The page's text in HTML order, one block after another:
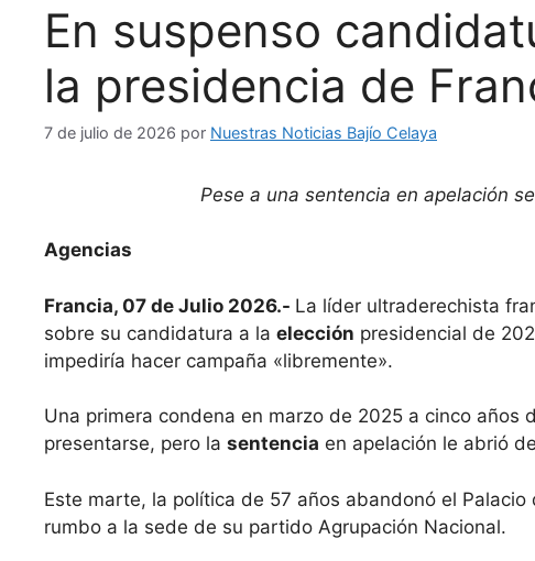
En suspenso
la presidencia de
7 de julio de 2026 por Nuestras Noticias Bajío Celaya
Pese a una sentencia en apelación
Agencias
Francia, 07 de Julio 2026.- La líder ultraderechista
sobre su candidatura a la elección presidencial de
impediría hacer campaña «libremente».
Una primera condena en marzo de 2025 a cinco años
presentarse, pero la sentencia en apelación le abrió
Este marte, la política de 57 años abandonó el Palacio
rumbo a la sede de su partido Agrupación Nacional.